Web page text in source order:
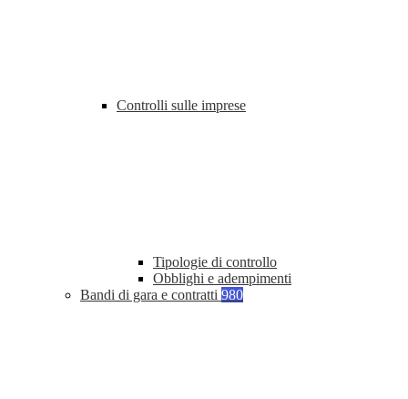
Controlli sulle imprese
Tipologie di controllo
Obblighi e adempimenti
Bandi di gara e contratti 980